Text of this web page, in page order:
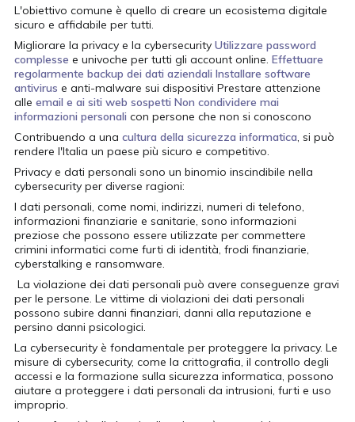
L'obiettivo comune è quello di creare un ecosistema digitale
sicuro e affidabile per tutti.
Migliorare la privacy e la cybersecurityUtilizzare password
complesse e univoche per tutti gli account online.Effettuare
regolarmente backup dei dati aziendali Installare software
antivirus e anti-malware sui dispositivi Prestare attenzione
alleemail e ai siti web sospettiNon condividere mai
informazioni personali con persone che non si conoscono
Contribuendo a unacultura della sicurezza informatica, si può
rendere l'Italia un paese più sicuro e competitivo.
Privacy e dati personali sono un binomio inscindibile nella
cybersecurity per diverse ragioni:
I dati personali, come nomi, indirizzi, numeri di telefono,
informazioni finanziarie e sanitarie, sono informazioni
preziose che possono essere utilizzate per commettere
crimini informatici come furti di identità, frodi finanziarie,
cyberstalking e ransomware.
La violazione dei dati personali può avere conseguenze gravi
per le persone. Le vittime di violazioni dei dati personali
possono subire danni finanziari, danni alla reputazione e
persino danni psicologici.
La cybersecurity è fondamentale per proteggere la privacy. Le
misure di cybersecurity, come la crittografia, il controllo degli
accessi e la formazione sulla sicurezza informatica, possono
aiutare a proteggere i dati personali da intrusioni, furti e uso
improprio.